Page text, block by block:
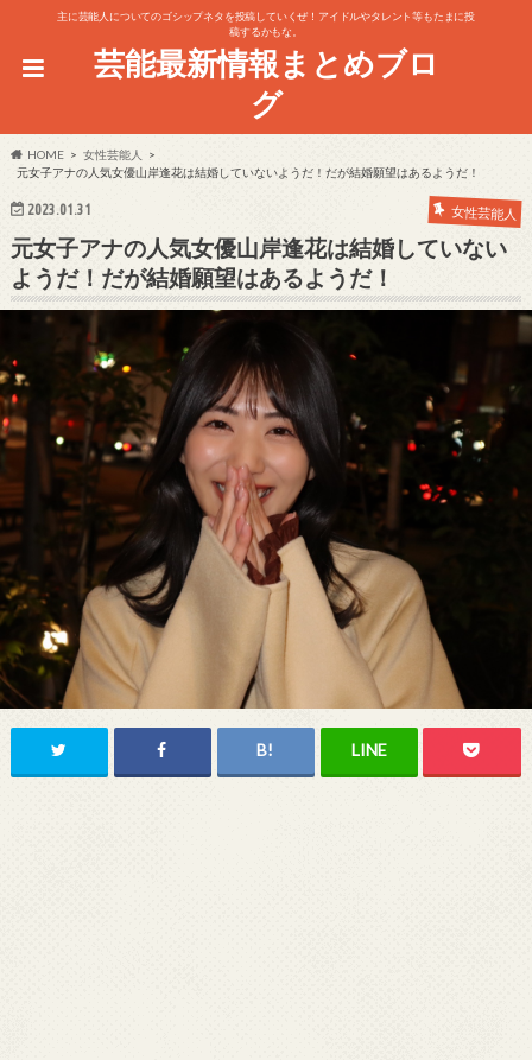
主に芸能人についてのゴシップネタを投稿していくぜ！アイドルやタレント等もたまに投
稿するかもな。
芸能最新情報まとめブロ
グ
HOME
女性芸能人
元女子アナの人気女優山岸逢花は結婚していないようだ！だが結婚願望はあるようだ！
2023.01.31 女性芸能人
元女子アナの人気女優山岸逢花は結婚していない
ようだ！だが結婚願望はあるようだ！